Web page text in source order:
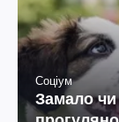
Соціум
Замало чи